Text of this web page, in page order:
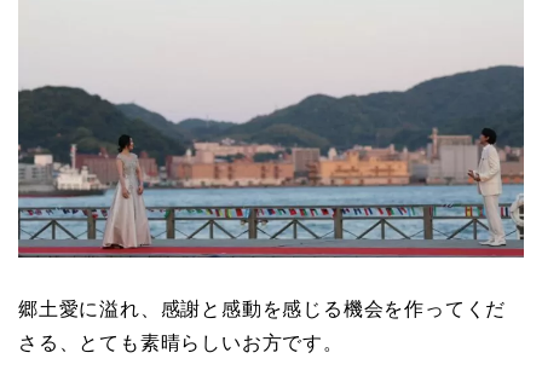
郷土愛に溢れ、感謝と感動を感じる機会を作ってくだ
さる、とても素晴らしいお方です。